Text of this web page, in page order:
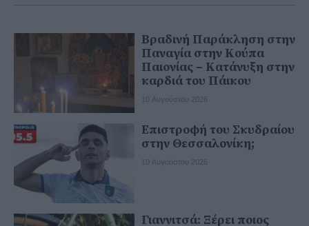
Βραδινή Παράκληση στην
Παναγία στην Κούπα
Παιονίας – Κατάνυξη στην
καρδιά του Πάικου
10 Αυγούστου 2026
Επιστροφή του Σκυδραίου
στην Θεσσαλονίκη;
10 Αυγούστου 2026
Γιαννιτσά: Ξέρει ποιος